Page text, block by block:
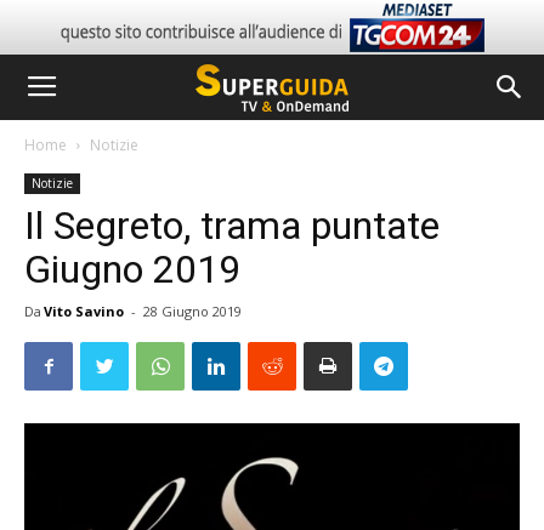
Home Notizie
Notizie
Il Segreto, trama puntate
Giugno 2019
Da Vito Savino - 28 Giugno 2019